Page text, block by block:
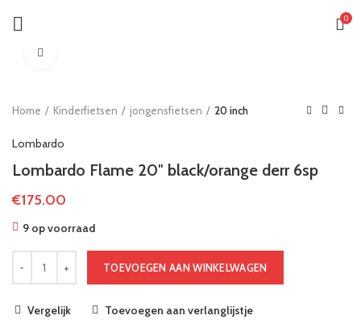
0
Home Kinderfietsen jongensfietsen 20 inch
Lombardo
Lombardo Flame 20″ black/orange derr 6sp
€175.00
9 op voorraad
TOEVOEGEN AAN WINKELWAGEN
Vergelijk Toevoegen aan verlanglijstje